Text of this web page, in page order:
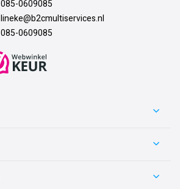
085-0609085
lineke@b2cmultiservices.nl
085-0609085